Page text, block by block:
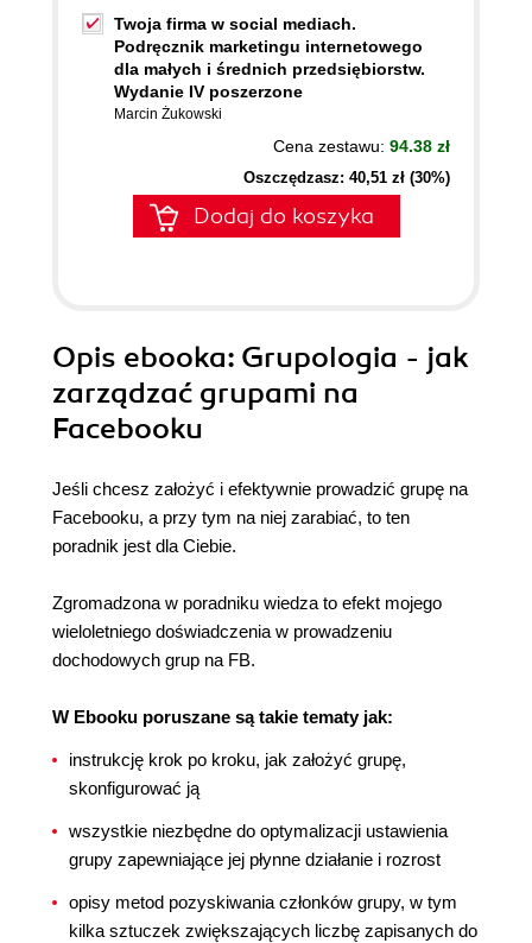
Twoja firma w social mediach.
Podręcznik marketingu internetowego
dla małych i średnich przedsiębiorstw.
Wydanie IV poszerzone
Marcin Żukowski
Cena zestawu: 94.38 zł
Oszczędzasz: 40,51 zł (30%)
Dodaj do koszyka
Opis ebooka: Grupologia - jak
zarządzać grupami na
Facebooku
Jeśli chcesz założyć i efektywnie prowadzić grupę na
Facebooku, a przy tym na niej zarabiać, to ten
poradnik jest dla Ciebie.
Zgromadzona w poradniku wiedza to efekt mojego
wieloletniego doświadczenia w prowadzeniu
dochodowych grup na FB.
W Ebooku poruszane są takie tematy jak:
instrukcję krok po kroku, jak założyć grupę,
skonfigurować ją
wszystkie niezbędne do optymalizacji ustawienia
grupy zapewniające jej płynne działanie i rozrost
opisy metod pozyskiwania członków grupy, w tym
kilka sztuczek zwiększających liczbę zapisanych do